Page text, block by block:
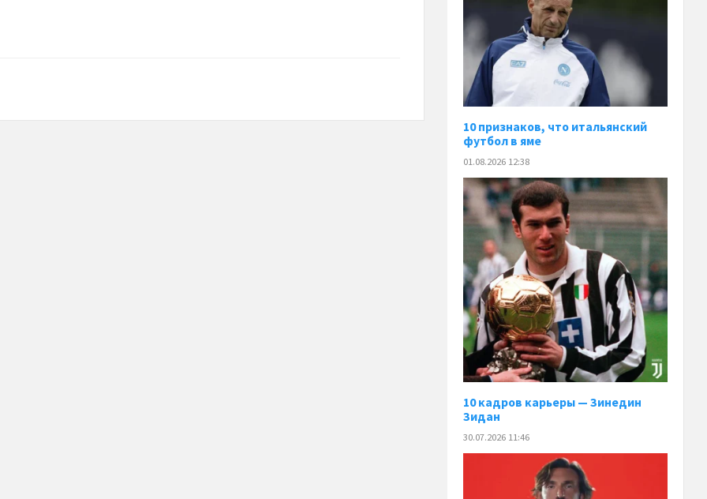
10 признаков, что итальянский
футбол в яме
01.08.2026 12:38
10 кадров карьеры — Зинедин
Зидан
30.07.2026 11:46